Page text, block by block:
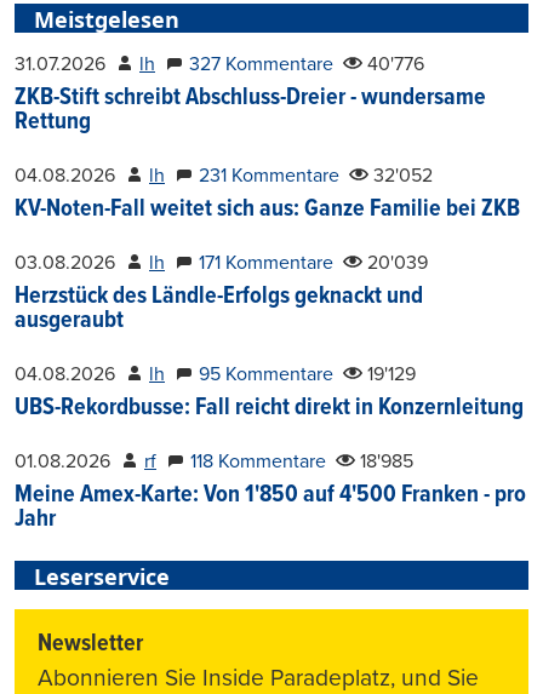
Meistgelesen
31.07.2026 lh 327 Kommentare 40'776
ZKB-Stift schreibt Abschluss-Dreier - wundersame
Rettung
04.08.2026 lh 231 Kommentare 32'052
KV-Noten-Fall weitet sich aus: Ganze Familie bei ZKB
03.08.2026 lh 171 Kommentare 20'039
Herzstück des Ländle-Erfolgs geknackt und
ausgeraubt
04.08.2026 lh 95 Kommentare 19'129
UBS-Rekordbusse: Fall reicht direkt in Konzernleitung
01.08.2026 rf 118 Kommentare 18'985
Meine Amex-Karte: Von 1'850 auf 4'500 Franken - pro
Jahr
Leserservice
Newsletter
Abonnieren Sie Inside Paradeplatz, und Sie